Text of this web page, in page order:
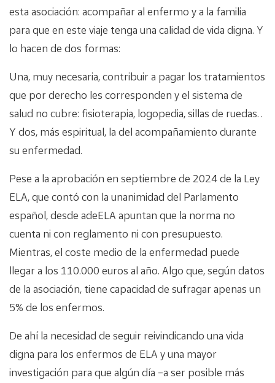
esta asociación: acompañar al enfermo y a la familia
para que en este viaje tenga una calidad de vida digna. Y
lo hacen de dos formas:
Una, muy necesaria, contribuir a pagar los tratamientos
que por derecho les corresponden y el sistema de
salud no cubre: fisioterapia, logopedia, sillas de ruedas…
Y dos, más espiritual, la del acompañamiento durante
su enfermedad.
Pese a la aprobación en septiembre de 2024 de la Ley
ELA, que contó con la unanimidad del Parlamento
español, desde adeELA apuntan que la norma no
cuenta ni con reglamento ni con presupuesto.
Mientras, el coste medio de la enfermedad puede
llegar a los 110.000 euros al año. Algo que, según datos
de la asociación, tiene capacidad de sufragar apenas un
5% de los enfermos.
De ahí la necesidad de seguir reivindicando una vida
digna para los enfermos de ELA y una mayor
investigación para que algún día –a ser posible más